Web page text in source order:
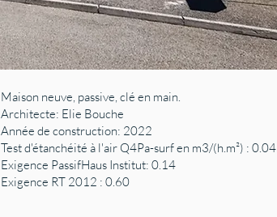
Maison neuve, passive, clé en main.
Architecte: Elie Bouche
Année de construction: 2022
Test d'étanchéité à l'air Q4Pa-surf en m3/(h.m²) : 0.04
Exigence PassifHaus Institut: 0.14
Exigence RT 2012 : 0.60